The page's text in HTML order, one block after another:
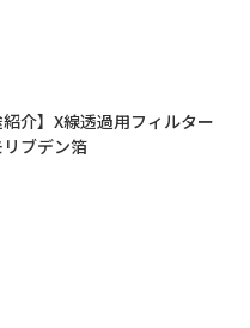
紹介】X線透過用フィルター
ブデン箔